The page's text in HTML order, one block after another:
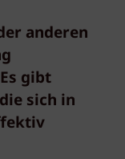
anderen
gibt
sich in